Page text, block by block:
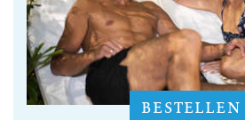
BESTELLEN